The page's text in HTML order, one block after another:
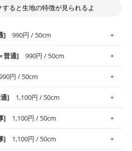
すると生地の特徴が見られるよ
] 990円 / 50cm
と適度な張りを併せ持ち、通気性の
す。当サイトのオックス生地は、
どの通園通学グッズにはツイル生
普通] 990円 / 50cm
りが特徴です。ベビー用品やハンカ
ムに最適です。高い吸湿性・通気性
ビーグッズ
円 / 50cm
す。軽やかさとなめらかな手触りの
で、涼しげなトップスなどに最適で
] 1,100円 / 50cm
店のビエラ生地は、オックス生地よ
質感と適度な落ち感を感じられるの
] 1,100円 / 50cm
] 1,100円 / 50cm